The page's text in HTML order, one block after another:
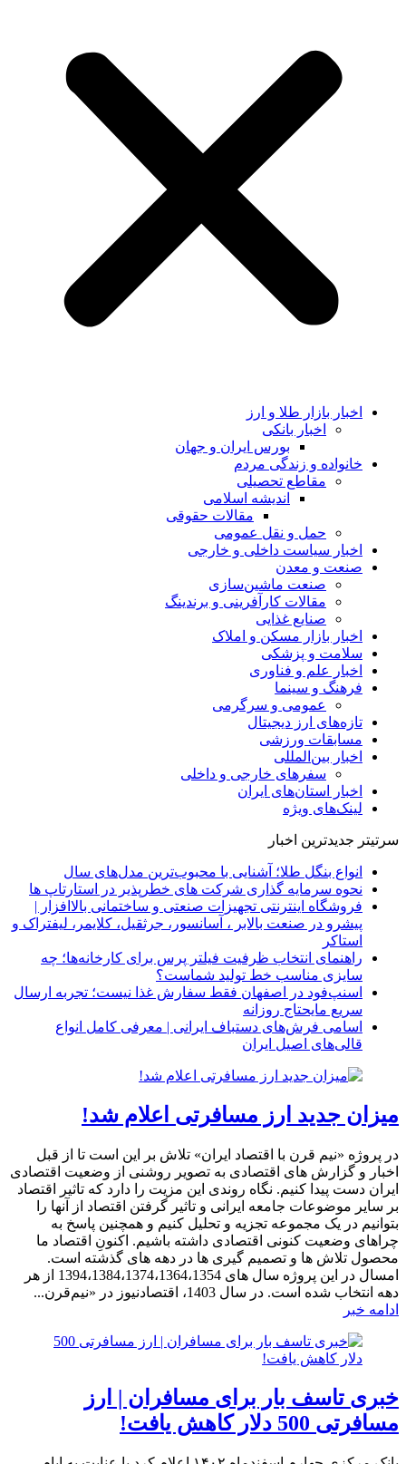
اخبار بازار طلا و ارز
اخبار بانکی
بورس ایران و جهان
خانواده و زندگی مردم
مقاطع تحصیلی
اندیشه اسلامی
مقالات حقوقی
حمل و نقل عمومی
اخبار سیاست داخلی و خارجی
صنعت و معدن
صنعت ماشین‌سازی
مقالات کارآفرینی و برندینگ
صنایع غذایی
اخبار بازار مسکن و املاک
سلامت و پزشکی
اخبار علم و فناوری
فرهنگ و سینما
عمومی و سرگرمی
تازه‌های ارز دیجیتال
مسابقات ورزشی
اخبار بین‌المللی
سفرهای خارجی و داخلی
اخبار استان‌های ایران
لینک‌های ویژه
سرتیتر جدیدترین اخبار
انواع بنگل طلا؛ آشنایی با محبوب‌ترین مدل‌های سال
نحوه سرمایه‌ گذاری شرکت‌ های خطرپذیر در استارتاپ ها
فروشگاه اینترنتی تجهیزات صنعتی و ساختمانی بالاافزار |
پیشرو در صنعت بالابر ، آسانسور، جرثقیل، کلایمر، لیفتراک و
استاکر
راهنمای انتخاب ظرفیت فیلتر پرس برای کارخانه‌ها؛ چه
سایزی مناسب خط تولید شماست؟
اسنپ‌فود در اصفهان فقط سفارش غذا نیست؛ تجربه ارسال
سریع مایحتاج روزانه
اسامی فرش‌های دستباف ایرانی | معرفی کامل انواع
قالی‌های اصیل ایران
میزان جدید ارز مسافرتی اعلام شد!
در پروژه «نیم قرن با اقتصاد ایران» تلاش بر این است تا از قبل
اخبار و گزارش های اقتصادی به تصویر روشنی از وضعیت اقتصادی
ایران دست پیدا کنیم. نگاه روندی این مزیت را دارد که تاثیر اقتصاد
بر سایر موضوعات جامعه ایرانی و تاثیر گرفتن اقتصاد از آنها را
بتوانیم در یک مجموعه تجزیه و تحلیل کنیم و همچنین پاسخ به
چراهای وضعیت کنونی اقتصادی داشته باشیم. اکنونِ اقتصاد ما
محصول تلاش ها و تصمیم گیری ها در دهه های گذشته است.
امسال در این پروژه سال های 1394،1384،1374،1364،1354 از هر
دهه انتخاب شده است. در سال 1403، اقتصادنیوز در «نیم‌قرن...
ادامه خبر
خبری تاسف بار برای مسافران | ارز
مسافرتی 500 دلار کاهش یافت!